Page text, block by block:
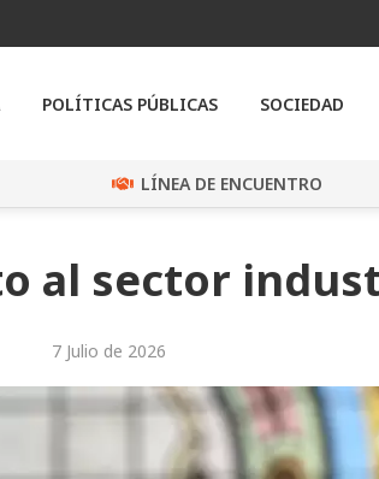
POLÍTICAS PÚBLICAS SOCIEDAD
LÍNEA DE ENCUENTRO
al sector
7 Julio de 2026